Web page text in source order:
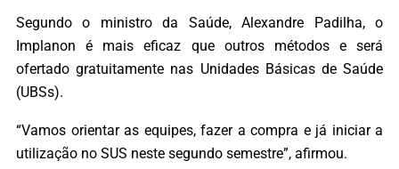
Segundo o ministro da Saúde, Alexandre Padilha, o
Implanon é mais eficaz que outros métodos e será
ofertado gratuitamente nas Unidades Básicas de Saúde
(UBSs).
“Vamos orientar as equipes, fazer a compra e já iniciar a
utilização no SUS neste segundo semestre”, afirmou.